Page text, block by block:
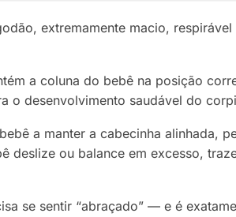
extremamente macio,
a coluna do bebê na posição
o desenvolvimento saudável do
a manter a cabecinha alinhada,
ou balance em excesso,
se sentir “abraçado” — e é